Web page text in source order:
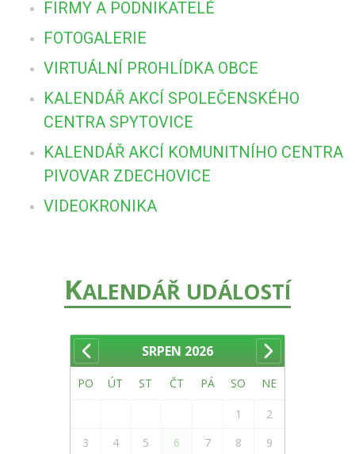
FIRMY A PODNIKATELÉ
FOTOGALERIE
VIRTUÁLNÍ PROHLÍDKA OBCE
KALENDÁŘ AKCÍ SPOLEČENSKÉHO
CENTRA SPYTOVICE
KALENDÁŘ AKCÍ KOMUNITNÍHO CENTRA
PIVOVAR ZDECHOVICE
VIDEOKRONIKA
KALENDÁŘ UDÁLOSTÍ
SRPEN 2026
PO ÚT ST ČT PÁ SO NE
1
2
3
4 5 6 7 8 9